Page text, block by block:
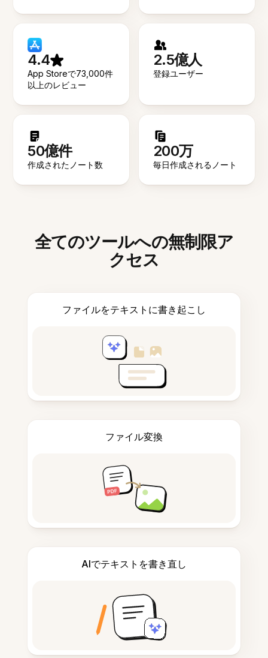
4.4
App Storeで73,000件
以上のレビュー
2.5億人
登録ユーザー
50億件
作成されたノート数
200万
毎日作成されるノート
全てのツールへの無制限ア
クセス
ファイルをテキストに書き起こし
ファイル変換
AIでテキストを書き直し